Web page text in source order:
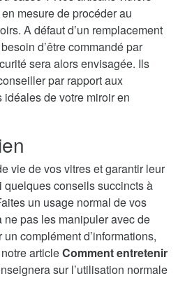
mesure de procéder au
A défaut d’un remplacement
d’être commandé par
sera alors envisagée. Ils
par rapport aux
de votre miroir en
vie de vos vitres et garantir leur
conseils succincts à
un usage normal de vos
pas les manipuler avec de
complément d’informations,
articleComment entretenir
sur l’utilisation normale